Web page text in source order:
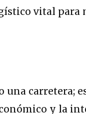
vital para
una carretera;
y la